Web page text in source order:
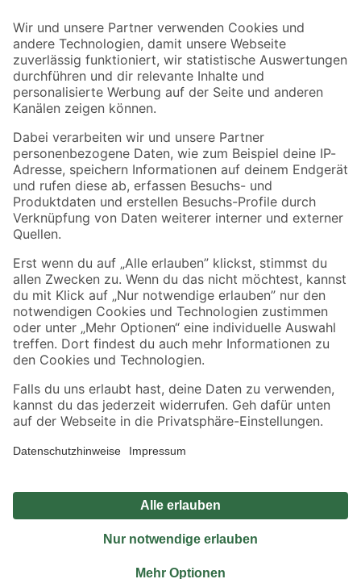
Der toom Newsletter: Keine Angebote und Aktionen mehr verpassen!
Zur Newsletter Anmeldung
Folge uns
Zahlungsarten Versandarten
Sicher einkaufen
Jetzt die toom-App herunterladen
Alle Preisangaben in EUR inkl. gesetzl. MwSt.. Die dargestellten Angebote sind unter
Umständen nicht in allen Märkten verfügbar. Die angegebenen Verfügbarkeiten beziehen
Produkte nur solange der Vorrat reicht.
*Paketversand ab 59 € versandkostenfrei, gilt nicht für Artikel mit Speditionsversand, hier
Privatsphäre Impressum
Nutzungsbedingungen
Widerrufsrecht
Vertrag widerrufen
© 2026 toom Baumarkt GmbH